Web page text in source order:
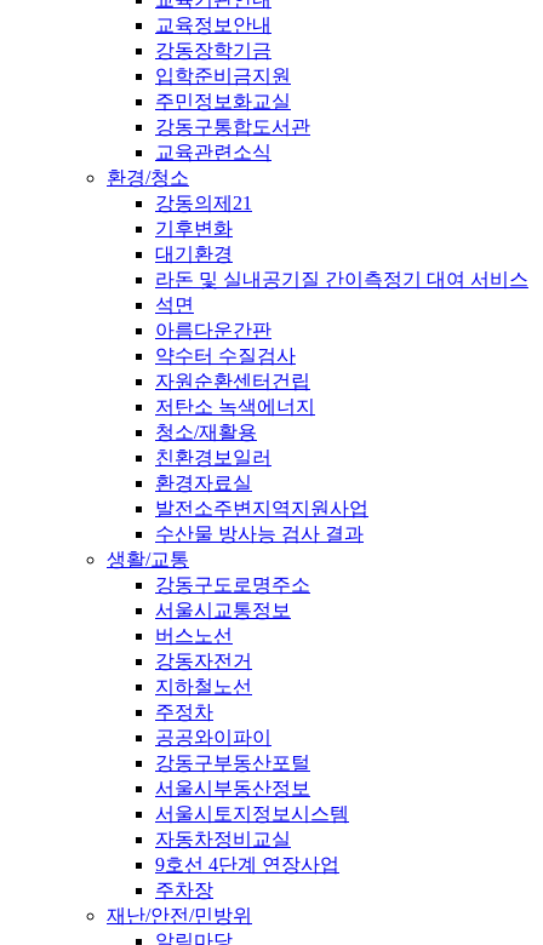
교육정보안내
강동장학기금
입학준비금지원
주민정보화교실
강동구통합도서관
교육관련소식
환경/청소
강동의제21
기후변화
대기환경
라돈 및 실내공기질 간이측정기 대여 서비스
석면
아름다운간판
약수터 수질검사
자원순환센터건립
저탄소 녹색에너지
청소/재활용
친환경보일러
환경자료실
발전소주변지역지원사업
수산물 방사능 검사 결과
생활/교통
강동구도로명주소
서울시교통정보
버스노선
강동자전거
지하철노선
주정차
공공와이파이
강동구부동산포털
서울시부동산정보
서울시토지정보시스템
자동차정비교실
9호선 4단계 연장사업
주차장
재난/안전/민방위
알림마당